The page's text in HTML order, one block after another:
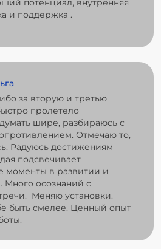
и поддержка .
за вторую и третью
пролетело
шире, разбираюсь с
Отмечаю то,
Радуюсь достижениям
подсвечивает
моменты в развитии и
осознаний с
Меняю установки.
быть смелее. Ценный опыт